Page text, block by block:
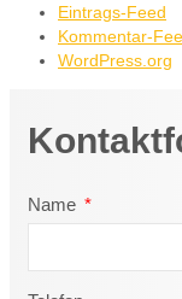
Eintrags-Feed
Kommentar-
WordPress.org
Name